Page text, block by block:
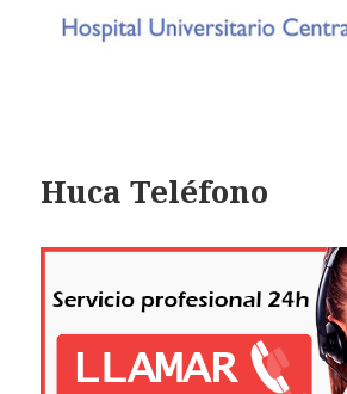
Huca Teléfono